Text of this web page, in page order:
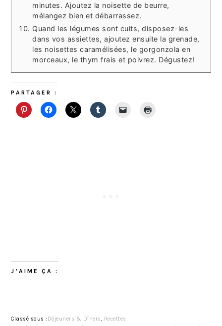
minutes. Ajoutez la noisette de beurre,
mélangez bien et débarrassez.
Quand les légumes sont cuits, disposez-les
dans vos assiettes, ajoutez ensuite la grenade,
les noisettes caramélisées, le gorgonzola en
morceaux, le thym frais et poivrez. Dégustez!
PARTAGER :
J’AIME ÇA :
Classé sous : Déjeuners & Dîners, Recettes